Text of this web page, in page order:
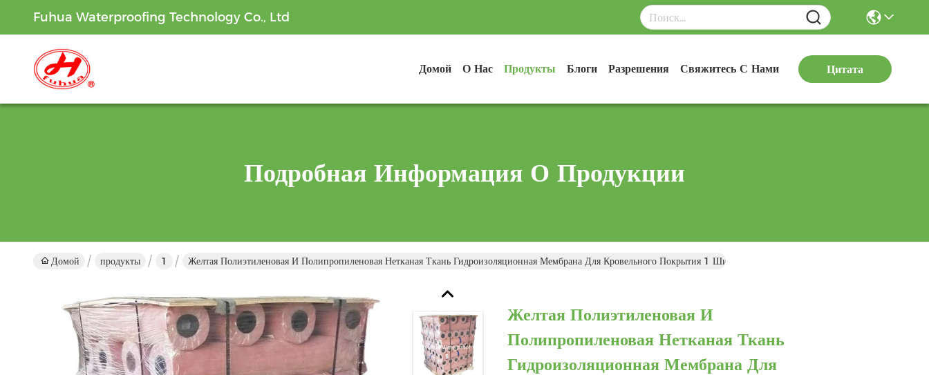
Fuhua Waterproofing Technology Co., Ltd
Домой О Нас Продукты Блоги Разрешения Свяжитесь С Нами Цитата
Подробная Информация О Продукции
Домой продукты 1 Желтая Полиэтиленовая И Полипропиленовая Нетканая Ткань Гидроизоляционная Мембрана Для Кровельного Покрытия 1 Ширина Водонепроницаемая
Желтая Полиэтиленовая И
Полипропиленовая Нетканая Ткань
Гидроизоляционная Мембрана Для